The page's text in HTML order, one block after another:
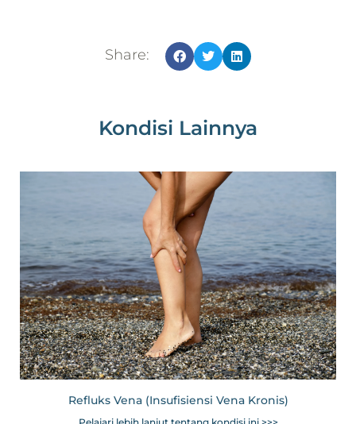
Share:
Kondisi Lainnya
Refluks Vena (Insufisiensi Vena Kronis)